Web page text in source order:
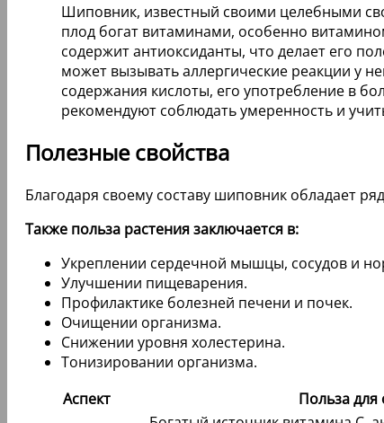
Шиповник, известный своими целебными
плод богат витаминами, особенно
содержит антиоксиданты, что делает его
может вызывать аллергические реакции у
содержания кислоты, его употребление в
рекомендуют соблюдать умеренность и
Полезные свойства
Благодаря своему составу шиповник обладает
Также польза растения заключается в:
Укреплении сердечной мышцы, сосудов и
Улучшении пищеварения.
Профилактике болезней печени и почек.
Очищении организма.
Снижении уровня холестерина.
Тонизировании организма.
Аспект
Польза для